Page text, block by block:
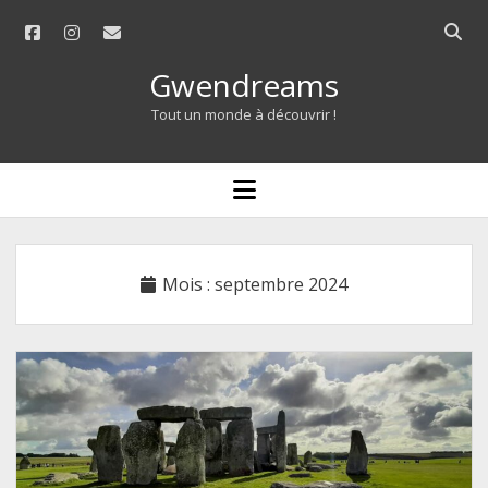
facebookinstagram
email
Open
Gwendreams
Tout un monde à découvrir !
open
menu
Mois : septembre 2024